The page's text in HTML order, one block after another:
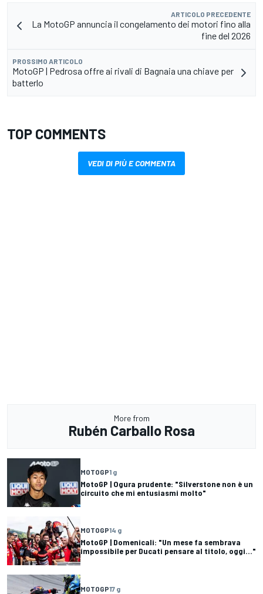
ARTICOLO PRECEDENTE
La MotoGP annuncia il congelamento dei motori fino alla
fine del 2026
PROSSIMO ARTICOLO
MotoGP | Pedrosa offre ai rivali di Bagnaia una chiave per
batterlo
TOP COMMENTS
VEDI DI PIÙ E COMMENTA
More from
Rubén Carballo Rosa
MOTOGP1 g
MotoGP | Ogura prudente: "Silverstone non è un
circuito che mi entusiasmi molto"
MOTOGP14 g
MotoGP | Domenicali: "Un mese fa sembrava
impossibile per Ducati pensare al titolo, oggi..."
MOTOGP17 g